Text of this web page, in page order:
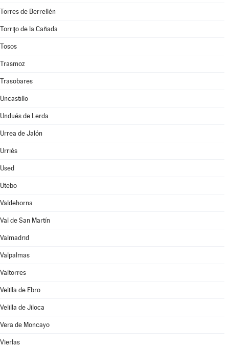
Torres de Berrellén
Torrijo de la Cañada
Tosos
Trasmoz
Trasobares
Uncastillo
Undués de Lerda
Urrea de Jalón
Urriés
Used
Utebo
Valdehorna
Val de San Martín
Valmadrid
Valpalmas
Valtorres
Velilla de Ebro
Velilla de Jiloca
Vera de Moncayo
Vierlas